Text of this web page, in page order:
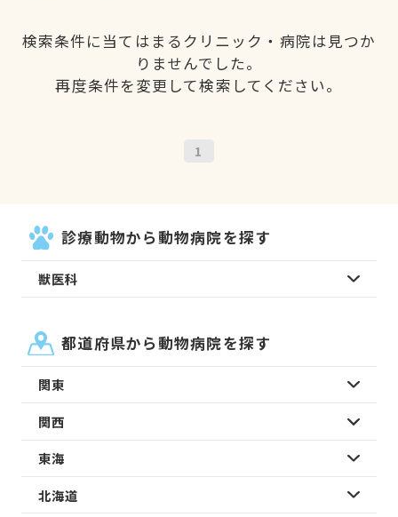
検索条件に当てはまるクリニック・病院は見つか
りませんでした。
再度条件を変更して検索してください。
1
診療動物から動物病院を探す
獣医科
都道府県から動物病院を探す
関東
関西
東海
北海道